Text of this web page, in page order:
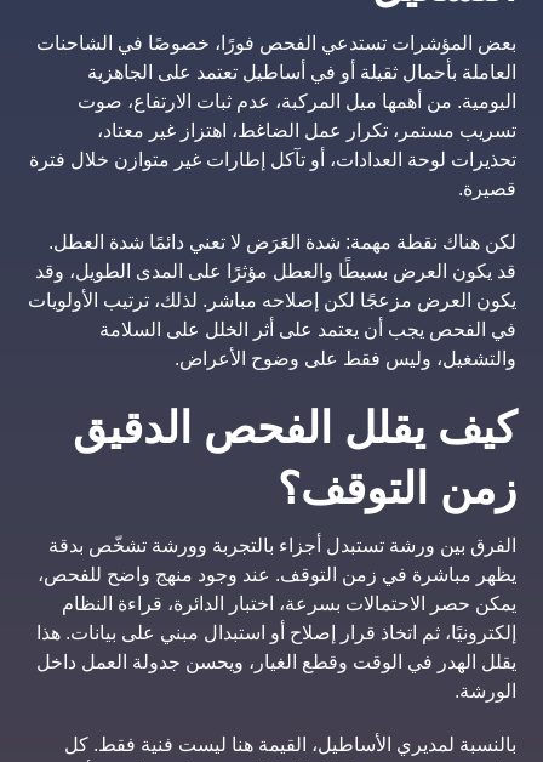
بعض المؤشرات تستدعي الفحص فورًا، خصوصًا في الشاحنات
العاملة بأحمال ثقيلة أو في أساطيل تعتمد على الجاهزية
اليومية. من أهمها ميل المركبة، عدم ثبات الارتفاع، صوت
تسريب مستمر، تكرار عمل الضاغط، اهتزاز غير معتاد،
تحذيرات لوحة العدادات، أو تآكل إطارات غير متوازن خلال فترة
قصيرة.
لكن هناك نقطة مهمة: شدة العَرَض لا تعني دائمًا شدة العطل.
قد يكون العرض بسيطًا والعطل مؤثرًا على المدى الطويل، وقد
يكون العرض مزعجًا لكن إصلاحه مباشر. لذلك، ترتيب الأولويات
في الفحص يجب أن يعتمد على أثر الخلل على السلامة
والتشغيل، وليس فقط على وضوح الأعراض.
كيف يقلل الفحص الدقيق
زمن التوقف؟
الفرق بين ورشة تستبدل أجزاء بالتجربة وورشة تشخّص بدقة
يظهر مباشرة في زمن التوقف. عند وجود منهج واضح للفحص،
يمكن حصر الاحتمالات بسرعة، اختبار الدائرة، قراءة النظام
إلكترونيًا، ثم اتخاذ قرار إصلاح أو استبدال مبني على بيانات. هذا
يقلل الهدر في الوقت وقطع الغيار، ويحسن جدولة العمل داخل
الورشة.
بالنسبة لمديري الأساطيل، القيمة هنا ليست فنية فقط. كل